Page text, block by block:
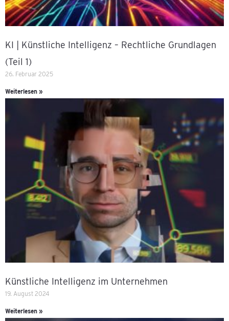
KI | Künstliche Intelligenz – Rechtliche Grundlagen
(Teil 1)
26. Februar 2025
Weiterlesen »
Künstliche Intelligenz im Unternehmen
19. August 2024
Weiterlesen »